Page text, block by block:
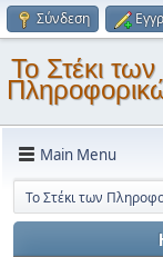
Σύνδεση
Το Στέκι των
Main Menu
Το Στέκι των